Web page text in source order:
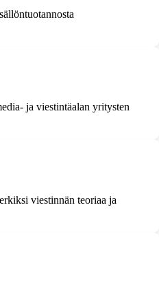
ja viestintäalan yritysten
viestinnän teoriaa ja